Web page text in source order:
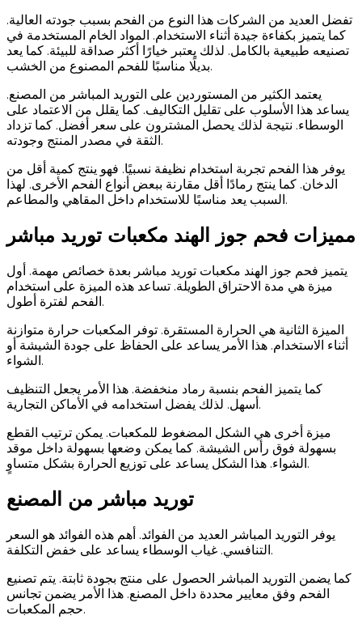
تفضل العديد من الشركات هذا النوع من الفحم بسبب جودته العالية.
كما يتميز بكفاءة جيدة أثناء الاستخدام. المواد الخام المستخدمة في
تصنيعه طبيعية بالكامل. لذلك يعتبر خيارًا أكثر صداقة للبيئة. كما يعد
بديلًا مناسبًا للفحم المصنوع من الخشب.
يعتمد الكثير من المستوردين على التوريد المباشر من المصنع.
يساعد هذا الأسلوب على تقليل التكاليف. كما يقلل من الاعتماد على
الوسطاء. نتيجة لذلك يحصل المشترون على سعر أفضل. كما تزداد
الثقة في مصدر المنتج وجودته.
يوفر هذا الفحم تجربة استخدام نظيفة نسبيًا. فهو ينتج كمية أقل من
الدخان. كما ينتج رمادًا أقل مقارنة ببعض أنواع الفحم الأخرى. لهذا
السبب يعد مناسبًا للاستخدام داخل المقاهي والمطاعم.
مميزات فحم جوز الهند مكعبات توريد مباشر
يتميز فحم جوز الهند مكعبات توريد مباشر بعدة خصائص مهمة. أول
ميزة هي مدة الاحتراق الطويلة. تساعد هذه الميزة على استخدام
الفحم لفترة أطول.
الميزة الثانية هي الحرارة المستقرة. توفر المكعبات حرارة متوازنة
أثناء الاستخدام. هذا الأمر يساعد على الحفاظ على جودة الشيشة أو
الشواء.
كما يتميز الفحم بنسبة رماد منخفضة. هذا الأمر يجعل التنظيف
أسهل. لذلك يفضل استخدامه في الأماكن التجارية.
ميزة أخرى هي الشكل المضغوط للمكعبات. يمكن ترتيب القطع
بسهولة فوق رأس الشيشة. كما يمكن وضعها بسهولة داخل موقد
الشواء. هذا الشكل يساعد على توزيع الحرارة بشكل متساوٍ.
توريد مباشر من المصنع
يوفر التوريد المباشر العديد من الفوائد. أهم هذه الفوائد هو السعر
التنافسي. غياب الوسطاء يساعد على خفض التكلفة.
كما يضمن التوريد المباشر الحصول على منتج بجودة ثابتة. يتم تصنيع
الفحم وفق معايير محددة داخل المصنع. هذا الأمر يضمن تجانس
حجم المكعبات.